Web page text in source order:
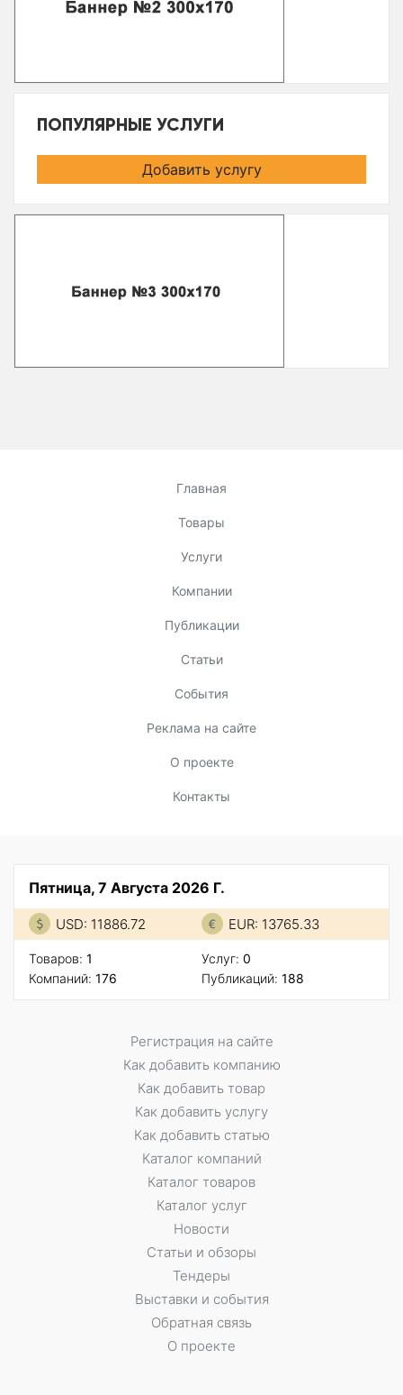
ПОПУЛЯРНЫЕ УСЛУГИ
Добавить услугу
Главная
Товары
Услуги
Компании
Публикации
Статьи
События
Реклама на сайте
О проекте
Контакты
Пятница, 7 Августа 2026 Г.
USD: 11886.72 EUR: 13765.33
Товаров: 1
Компаний: 176
Услуг: 0
Публикаций: 188
Регистрация на сайте
Как добавить компанию
Как добавить товар
Как добавить услугу
Как добавить статью
Каталог компаний
Каталог товаров
Каталог услуг
Новости
Статьи и обзоры
Тендеры
Выставки и события
Обратная связь
О проекте